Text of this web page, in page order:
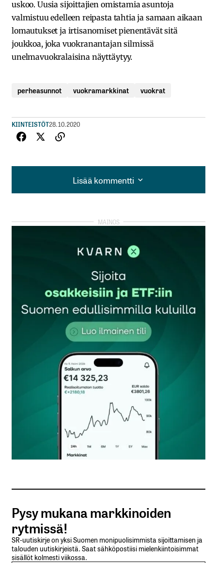
uskoo. Uusia sijoittajien omistamia asuntoja
valmistuu edelleen reipasta tahtia ja samaan aikaan
lomautukset ja irtisanomiset pienentävät sitä
joukkoa, joka vuokranantajan silmissä
unelmavuokralaisina näyttäytyy.
perheasunnot vuokramarkkinat vuokrat
KIINTEISTÖT28.10.2020
Lisää kommentti
Lisää kommentti
kirjautua
rekisteröityä
Sähköpostiosoitettasi ei julkaista.Pakolliset
kentät on merkitty*
Kommentti*
Nimesi tai nimimerkkisi
Sähköpostiosoitteesi
Tilaa SalkunRakentajan uutiskirje
Lähetä kommentti
Pysy mukana markkinoiden
rytmissä!
SR-uutiskirje on yksi Suomen monipuolisimmista sijoittamisen ja
talouden uutiskirjeistä. Saat sähköpostiisi mielenkiintoisimmat
sisällöt kolmesti viikossa.